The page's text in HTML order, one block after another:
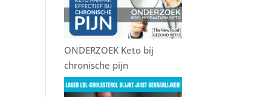
k
ONDERZOEK Keto bij
chronische pijn